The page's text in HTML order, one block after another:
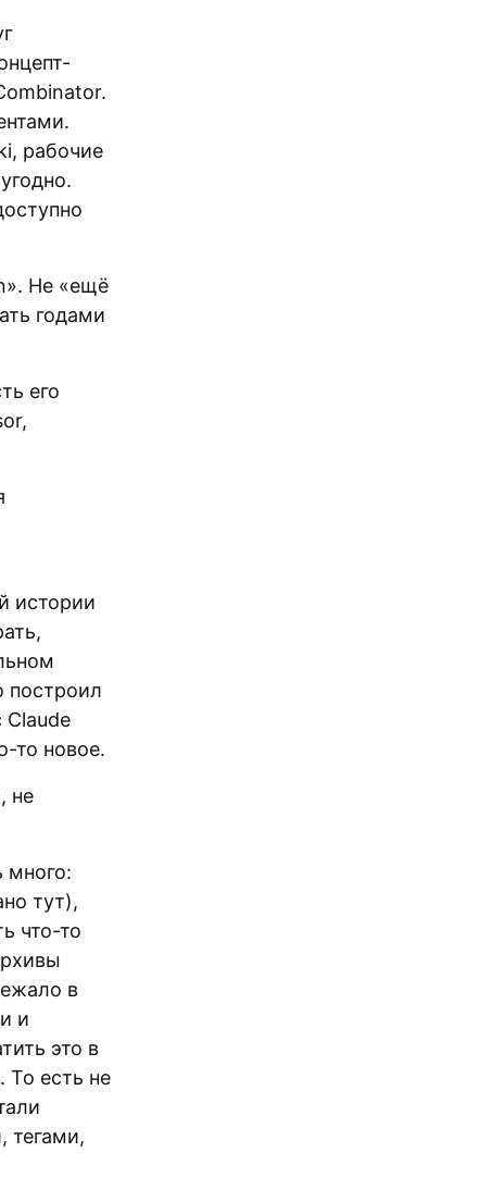
рабочие
Не «ещё
годами
его
истории
построил
Claude
то новое.
не
много:
тут),
что-то
в
и
это в
То есть не
тегами,